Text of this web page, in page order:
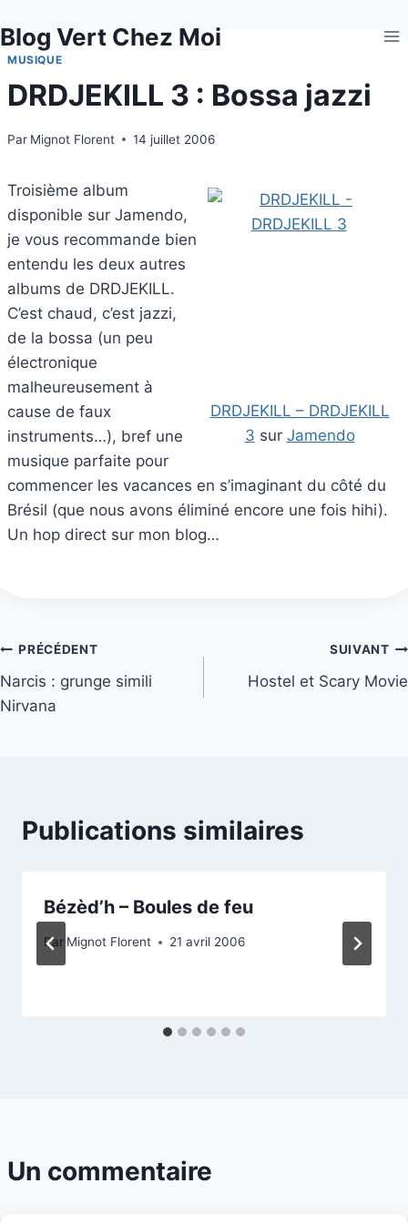
au
contenu
Blog Vert Chez Moi
MUSIQUE
DRDJEKILL 3 : Bossa jazzi
Par Mignot Florent 14 juillet 2006
DRDJEKILL – DRDJEKILL
3 sur Jamendo
Troisième album
disponible sur Jamendo,
je vous recommande bien
entendu les deux autres
albums de DRDJEKILL.
C’est chaud, c’est jazzi,
de la bossa (un peu
électronique
malheureusement à
cause de faux
instruments…), bref une
musique parfaite pour
commencer les vacances en s’imaginant du côté du
Brésil (que nous avons éliminé encore une fois hihi).
Un hop direct sur mon blog…
Navigation
de
PRÉCÉDENT
Narcis : grunge simili
Nirvana
SUIVANT
Hostel et Scary Movie
Publications similaires
Bézèd’h – Boules de feu
Par Mignot Florent 21 avril 2006
Un commentaire